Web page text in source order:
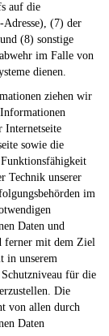
auf die
(7) der
(8) sonstige
im Falle von
dienen.
ziehen wir
Internetseite
sowie die
Technik unserer
im
Daten und
ferner mit dem Ziel
in unserem
für die
Die
von allen durch
Daten